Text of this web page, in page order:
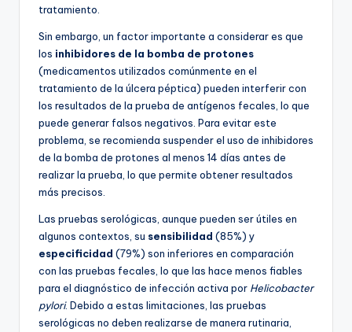
tratamiento.
Sin embargo, un factor importante a considerar es que
los inhibidores de la bomba de protones
(medicamentos utilizados comúnmente en el
tratamiento de la úlcera péptica) pueden interferir con
los resultados de la prueba de antígenos fecales, lo que
puede generar falsos negativos. Para evitar este
problema, se recomienda suspender el uso de inhibidores
de la bomba de protones al menos 14 días antes de
realizar la prueba, lo que permite obtener resultados
más precisos.
Las pruebas serológicas, aunque pueden ser útiles en
algunos contextos, su sensibilidad (85%) y
especificidad (79%) son inferiores en comparación
con las pruebas fecales, lo que las hace menos fiables
para el diagnóstico de infección activa por Helicobacter
pylori. Debido a estas limitaciones, las pruebas
serológicas no deben realizarse de manera rutinaria,